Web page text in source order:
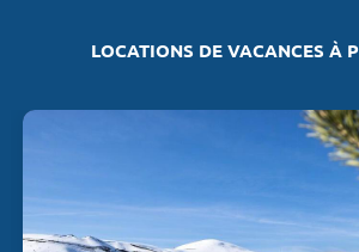
LOCATIONS DE VACANCES À